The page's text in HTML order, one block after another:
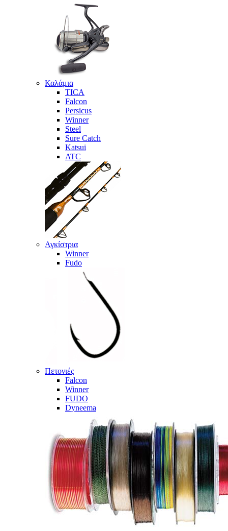
Καλάμια
TICA
Falcon
Persicus
Winner
Steel
Sure Catch
Katsui
ATC
Αγκίστρια
Winner
Fudo
Πετονιές
Falcon
Winner
FUDO
Dyneema